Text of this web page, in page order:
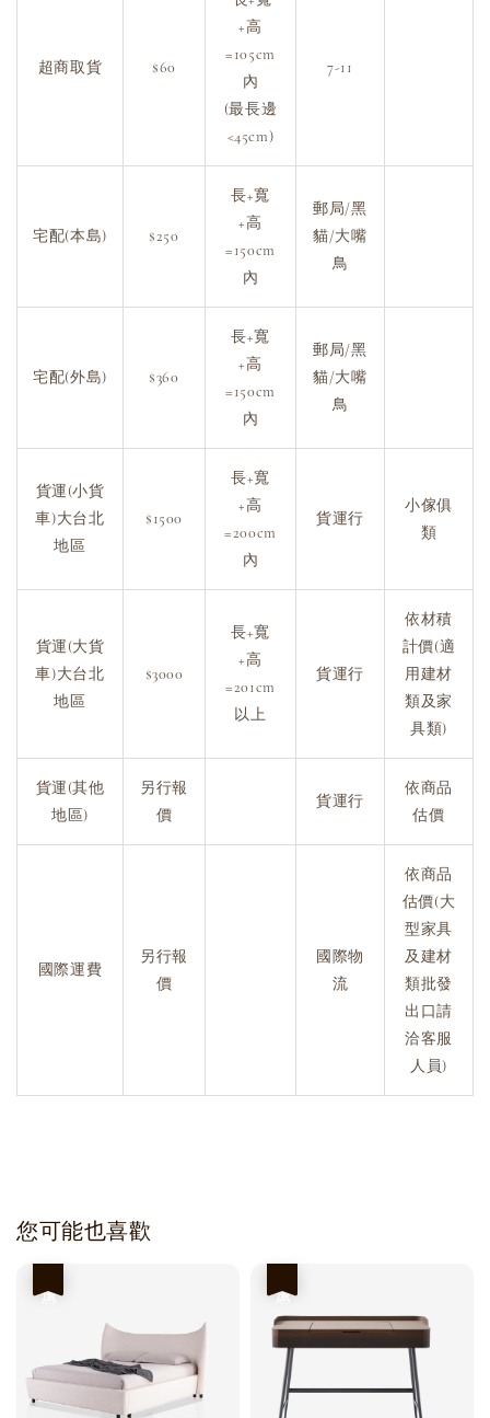
超商取貨 $60
+高
=105cm
內
(最長邊
<45cm)
7-11
宅配(本島) $250
長+寬
+高
=150cm
內
郵局/黑
貓/大嘴
鳥
宅配(外島) $360
長+寬
+高
=150cm
內
郵局/黑
貓/大嘴
鳥
貨運(小貨
車)大台北
地區
$1500
長+寬
+高
=200cm
內
貨運行
小傢俱
類
貨運(大貨
車)大台北
地區
$3000
長+寬
+高
=201cm
以上
貨運行
依材積
計價(適
用建材
類及家
具類)
貨運(其他
地區)
另行報
價
貨運行
依商品
估價
國際運費
另行報
價
國際物
流
依商品
估價(大
型家具
及建材
類批發
出口請
洽客服
人員)
您可能也喜歡